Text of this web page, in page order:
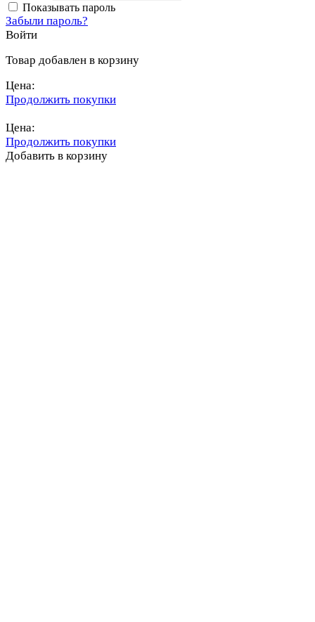
Показывать пароль
Забыли пароль?
Войти
Товар добавлен в корзину
Цена:
Продолжить покупки
Цена:
Продолжить покупки
Добавить в корзину